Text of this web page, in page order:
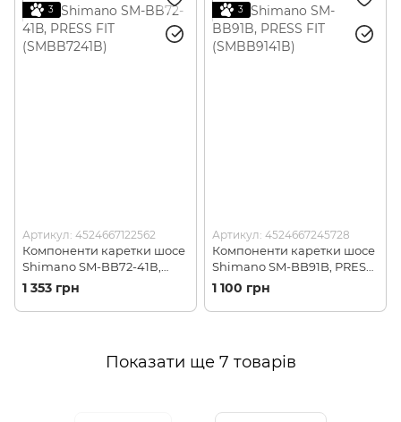
3
Артикул: 4524667122562
Компоненти каретки шосе
Shimano SM-BB72-41В,
PRESS FIT (SMBB7241B)
1 353 грн
3
Артикул: 4524667245728
Компоненти каретки шосе
Shimano SM-BB91B, PRESS
FIT (SMBB9141B)
1 100 грн
Показати ще 7 товарів